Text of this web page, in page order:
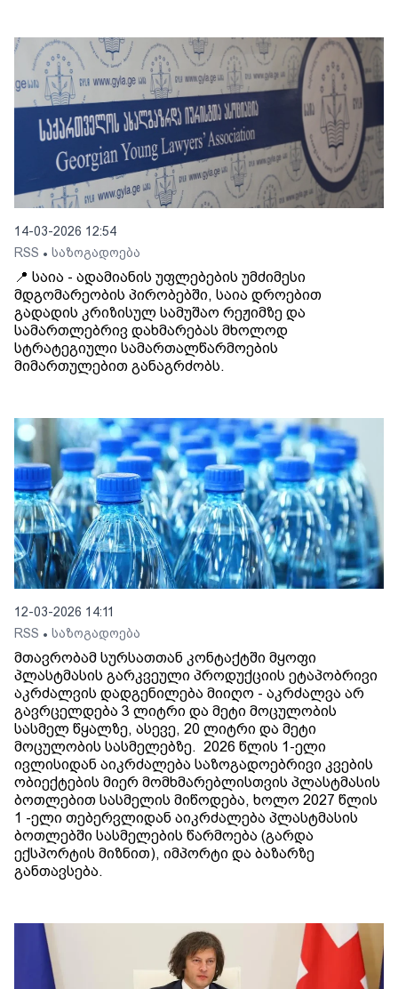
14-03-2026 12:54
RSS • საზოგადოება
📍 საია - ადამიანის უფლებების უმძიმესი
მდგომარეობის პირობებში, საია დროებით
გადადის კრიზისულ სამუშაო რეჟიმზე და
სამართლებრივ დახმარებას მხოლოდ
სტრატეგიული სამართალწარმოების
მიმართულებით განაგრძობს.
12-03-2026 14:11
RSS • საზოგადოება
მთავრობამ სურსათთან კონტაქტში მყოფი
პლასტმასის გარკვეული პროდუქციის ეტაპობრივი
აკრძალვის დადგენილება მიიღო - აკრძალვა არ
გავრცელდება 3 ლიტრი და მეტი მოცულობის
სასმელ წყალზე, ასევე, 20 ლიტრი და მეტი
მოცულობის სასმელებზე. 2026 წლის 1-ელი
ივლისიდან აიკრძალება საზოგადოებრივი კვების
ობიექტების მიერ მომხმარებლისთვის პლასტმასის
ბოთლებით სასმელის მიწოდება, ხოლო 2027 წლის
1 -ელი თებერვლიდან აიკრძალება პლასტმასის
ბოთლებში სასმელების წარმოება (გარდა
ექსპორტის მიზნით), იმპორტი და ბაზარზე
განთავსება.